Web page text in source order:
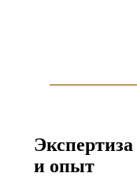
Экспертиза
и опыт